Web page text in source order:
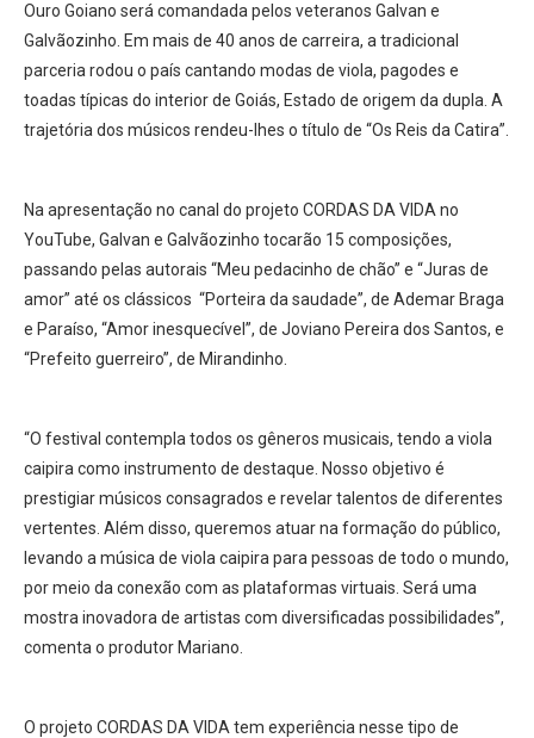
Ouro Goiano será comandada pelos veteranos Galvan e
Galvãozinho. Em mais de 40 anos de carreira, a tradicional
parceria rodou o país cantando modas de viola, pagodes e
toadas típicas do interior de Goiás, Estado de origem da dupla. A
trajetória dos músicos rendeu-lhes o título de “Os Reis da Catira”.
Na apresentação no canal do projeto CORDAS DA VIDA no
YouTube, Galvan e Galvãozinho tocarão 15 composições,
passando pelas autorais “Meu pedacinho de chão” e “Juras de
amor” até os clássicos “Porteira da saudade”, de Ademar Braga
e Paraíso, “Amor inesquecível”, de Joviano Pereira dos Santos, e
“Prefeito guerreiro”, de Mirandinho.
“O festival contempla todos os gêneros musicais, tendo a viola
caipira como instrumento de destaque. Nosso objetivo é
prestigiar músicos consagrados e revelar talentos de diferentes
vertentes. Além disso, queremos atuar na formação do público,
levando a música de viola caipira para pessoas de todo o mundo,
por meio da conexão com as plataformas virtuais. Será uma
mostra inovadora de artistas com diversificadas possibilidades”,
comenta o produtor Mariano.
O projeto CORDAS DA VIDA tem experiência nesse tipo de